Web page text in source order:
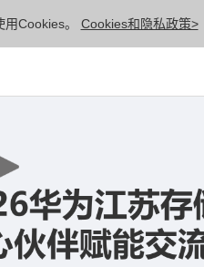
Cookies。 Cookies和隐私政策>